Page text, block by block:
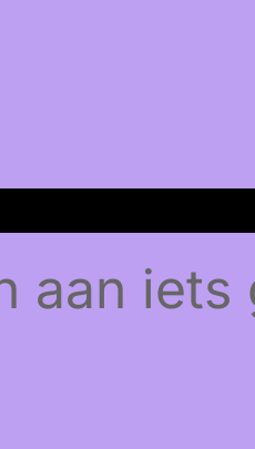
aan iets